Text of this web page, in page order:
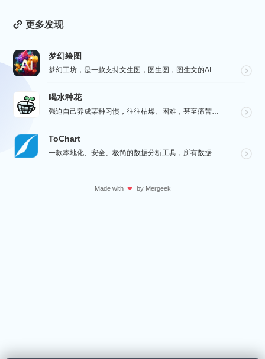
更多发现
梦幻绘图
梦幻工坊，是一款支持文生图，图生图，图生文的AI绘图工具，不需要魔法就可以使用各种 AI 工具，也不...
喝水种花
强迫自己养成某种习惯，往往枯燥、困难，甚至痛苦。而喝水种花旨在通过种花这种游戏的方式，让您在养成喝水...
ToChart
一款本地化、安全、极简的数据分析工具，所有数据处理均在您的设备上完成，绝不离开本地。Windows、...
Made with ❤ by Mergeek